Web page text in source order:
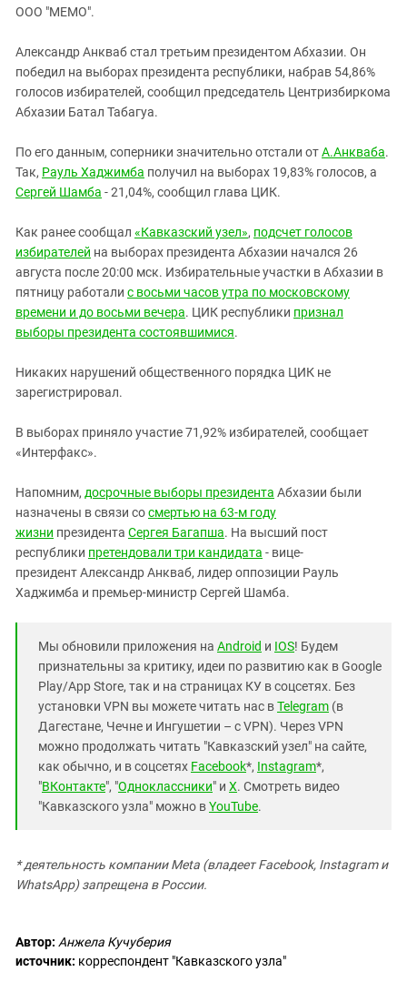
ИНАКОМЫСЛИЕ В ЧЕЧНЕ
ПРЕСЛЕДОВАНИЕ АКТИВИСТОВ
МОБИЛИЗАЦИЯ И ПРОТЕСТЫ
Дагестан
Кабардино-Балкария
Калмыкия
Краснодарский край
Нагорный Карабах
Ростовская область
Северная Осетия - Алания
СКФО
Ставропольский край
Южная Осетия
ЮФО
ООО "МЕМО".
Александр Анкваб стал третьим президентом Абхазии. Он
победил на выборах президента республики, набрав 54,86%
голосов избирателей, сообщил председатель Центризбиркома
Абхазии Батал Табагуа.
По его данным, соперники значительно отстали отА.Анкваба.
Так, Рауль Хаджимба получил на выборах 19,83% голосов, а
Сергей Шамба - 21,04%, сообщил глава ЦИК.
Как ранее сообщал «Кавказский узел», подсчет голосов
избирателей на выборах президента Абхазии начался 26
августа после 20:00 мск. Избирательные участки в Абхазии в
пятницу работали с восьми часов утра по московскому
времени и до восьми вечера. ЦИК республики признал
выборы президента состоявшимися.
Никаких нарушений общественного порядка ЦИК не
зарегистрировал.
В выборах приняло участие 71,92% избирателей, сообщает
«Интерфакс».
Напомним, досрочные выборы президента Абхазии были
назначены в связи сосмертью на 63-м году
жизни президента Сергея Багапша. На высший пост
республики претендовали три кандидата - вице-
президент Александр Анкваб, лидер оппозиции Рауль
Хаджимба и премьер-министр Сергей Шамба.
Мы обновили приложения на Android и IOS! Будем
признательны за критику, идеи по развитию как в Google
Play/App Store, так и на страницах КУ в соцсетях. Без
установки VPN вы можете читать нас вTelegram (в
Дагестане, Чечне и Ингушетии – с VPN). Через VPN
можно продолжать читать "Кавказский узел" на сайте,
как обычно, и в соцсетях Facebook*, Instagram*,
"ВКонтакте", "Одноклассники" и X. Смотреть видео
"Кавказского узла" можно вYouTube.
* деятельность компании Meta (владеет Facebook, Instagram и
WhatsApp) запрещена в России.
Автор: Анжела Кучуберия
источник: корреспондент "Кавказского узла"